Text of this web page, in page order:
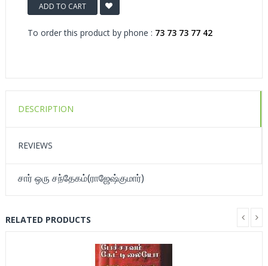
ADD TO CART
To order this product by phone : 73 73 73 77 42
DESCRIPTION
REVIEWS
சார் ஒரு சந்தேகம்(ராஜேஷ்குமார்)
RELATED PRODUCTS